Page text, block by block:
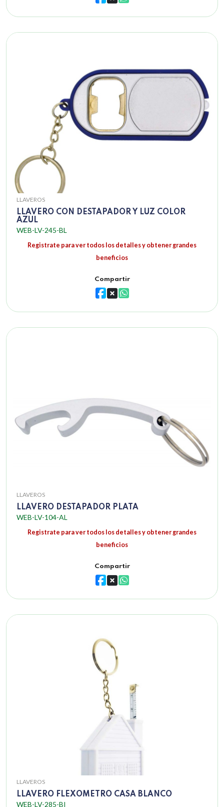
LLAVEROS
LLAVERO CON DESTAPADOR Y LUZ COLOR
AZUL
WEB-LV-245-BL
Registrate para ver todos los detalles y obtener grandes
beneficios
Compartir
LLAVEROS
LLAVERO DESTAPADOR PLATA
WEB-LV-104-AL
Registrate para ver todos los detalles y obtener grandes
beneficios
Compartir
LLAVEROS
LLAVERO FLEXOMETRO CASA BLANCO
WEB-LV-285-BI